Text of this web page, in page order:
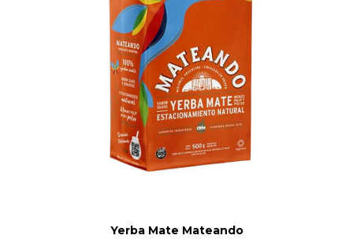
Yerba Mate Mateando